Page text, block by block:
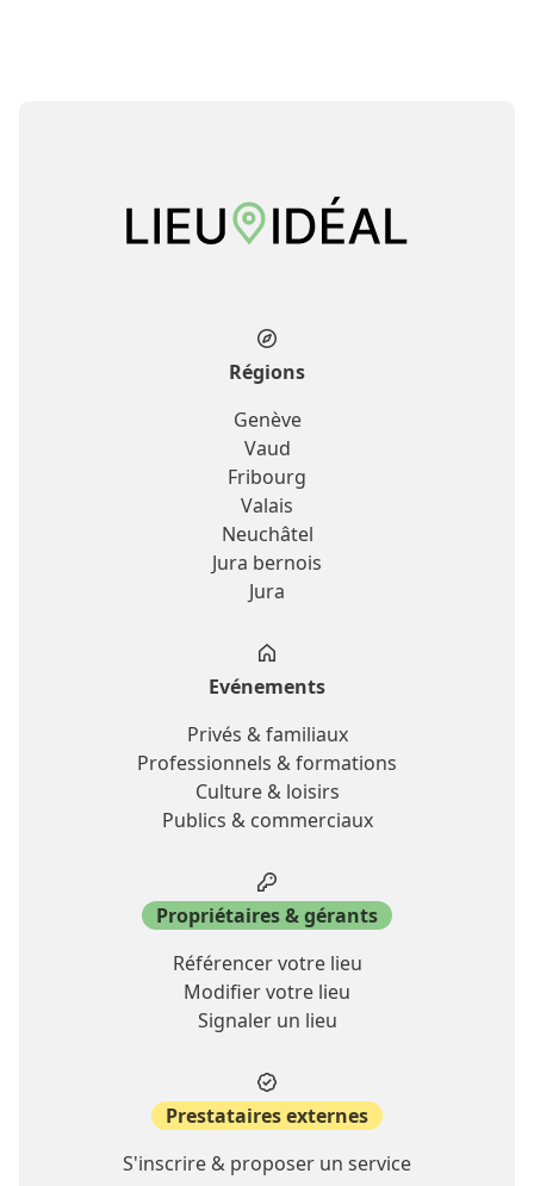
Régions
Genève
Vaud
Fribourg
Valais
Neuchâtel
Jura bernois
Jura
Evénements
Privés & familiaux
Professionnels & formations
Culture & loisirs
Publics & commerciaux
Propriétaires & gérants
Référencer votre lieu
Modifier votre lieu
Signaler un lieu
Prestataires externes
S'inscrire & proposer un service